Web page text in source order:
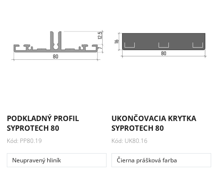
PODKLADNÝ PROFIL
SYPROTECH 80
Kód: PP80.19
Neupravený hliník
UKONČOVACIA KRYTKA
SYPROTECH 80
Kód: UK80.16
Čierna prášková farba